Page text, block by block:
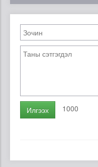
Илгээх 1000